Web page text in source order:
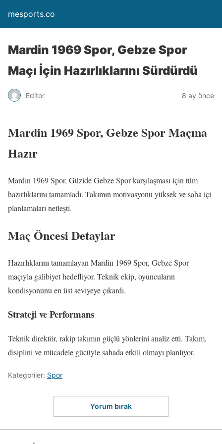
mesports.co
Mardin 1969 Spor, Gebze Spor
Maçı İçin Hazırlıklarını Sürdürdü
Editor 8 ay önce
Mardin 1969 Spor, Gebze Spor Maçına
Hazır
Mardin 1969 Spor, Güzide Gebze Spor karşılaşması için tüm
hazırlıklarını tamamladı. Takımın motivasyonu yüksek ve saha içi
planlamaları netleşti.
Maç Öncesi Detaylar
Hazırlıklarını tamamlayan Mardin 1969 Spor, Gebze Spor
maçıyla galibiyet hedefliyor. Teknik ekip, oyuncuların
kondisyonunu en üst seviyeye çıkardı.
Strateji ve Performans
Teknik direktör, rakip takımın güçlü yönlerini analiz etti. Takım,
disiplini ve mücadele gücüyle sahada etkili olmayı planlıyor.
Kategoriler: Spor
Yorum bırak